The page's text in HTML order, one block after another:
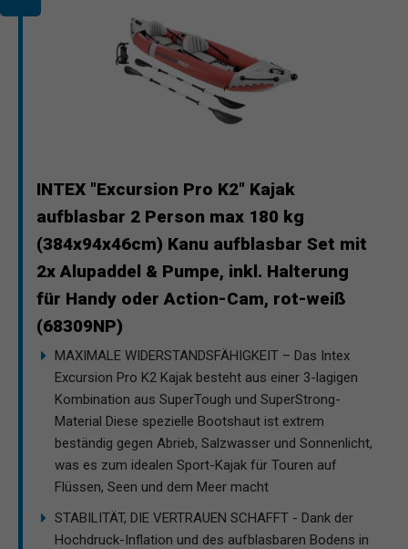
INTEX "Excursion Pro K2" Kajak
aufblasbar 2 Person max 180 kg
(384x94x46cm) Kanu aufblasbar Set mit
2x Alupaddel & Pumpe, inkl. Halterung
für Handy oder Action-Cam, rot-weiß
(68309NP)
MAXIMALE WIDERSTANDSFÄHIGKEIT – Das Intex
Excursion Pro K2 Kajak besteht aus einer 3-lagigen
Kombination aus SuperTough und SuperStrong-
Material Diese spezielle Bootshaut ist extrem
beständig gegen Abrieb, Salzwasser und Sonnenlicht,
was es zum idealen Sport-Kajak für Touren auf
Flüssen, Seen und dem Meer macht
STABILITÄT, DIE VERTRAUEN SCHAFFT - Dank der
Hochdruck-Inflation und des aufblasbaren Bodens in